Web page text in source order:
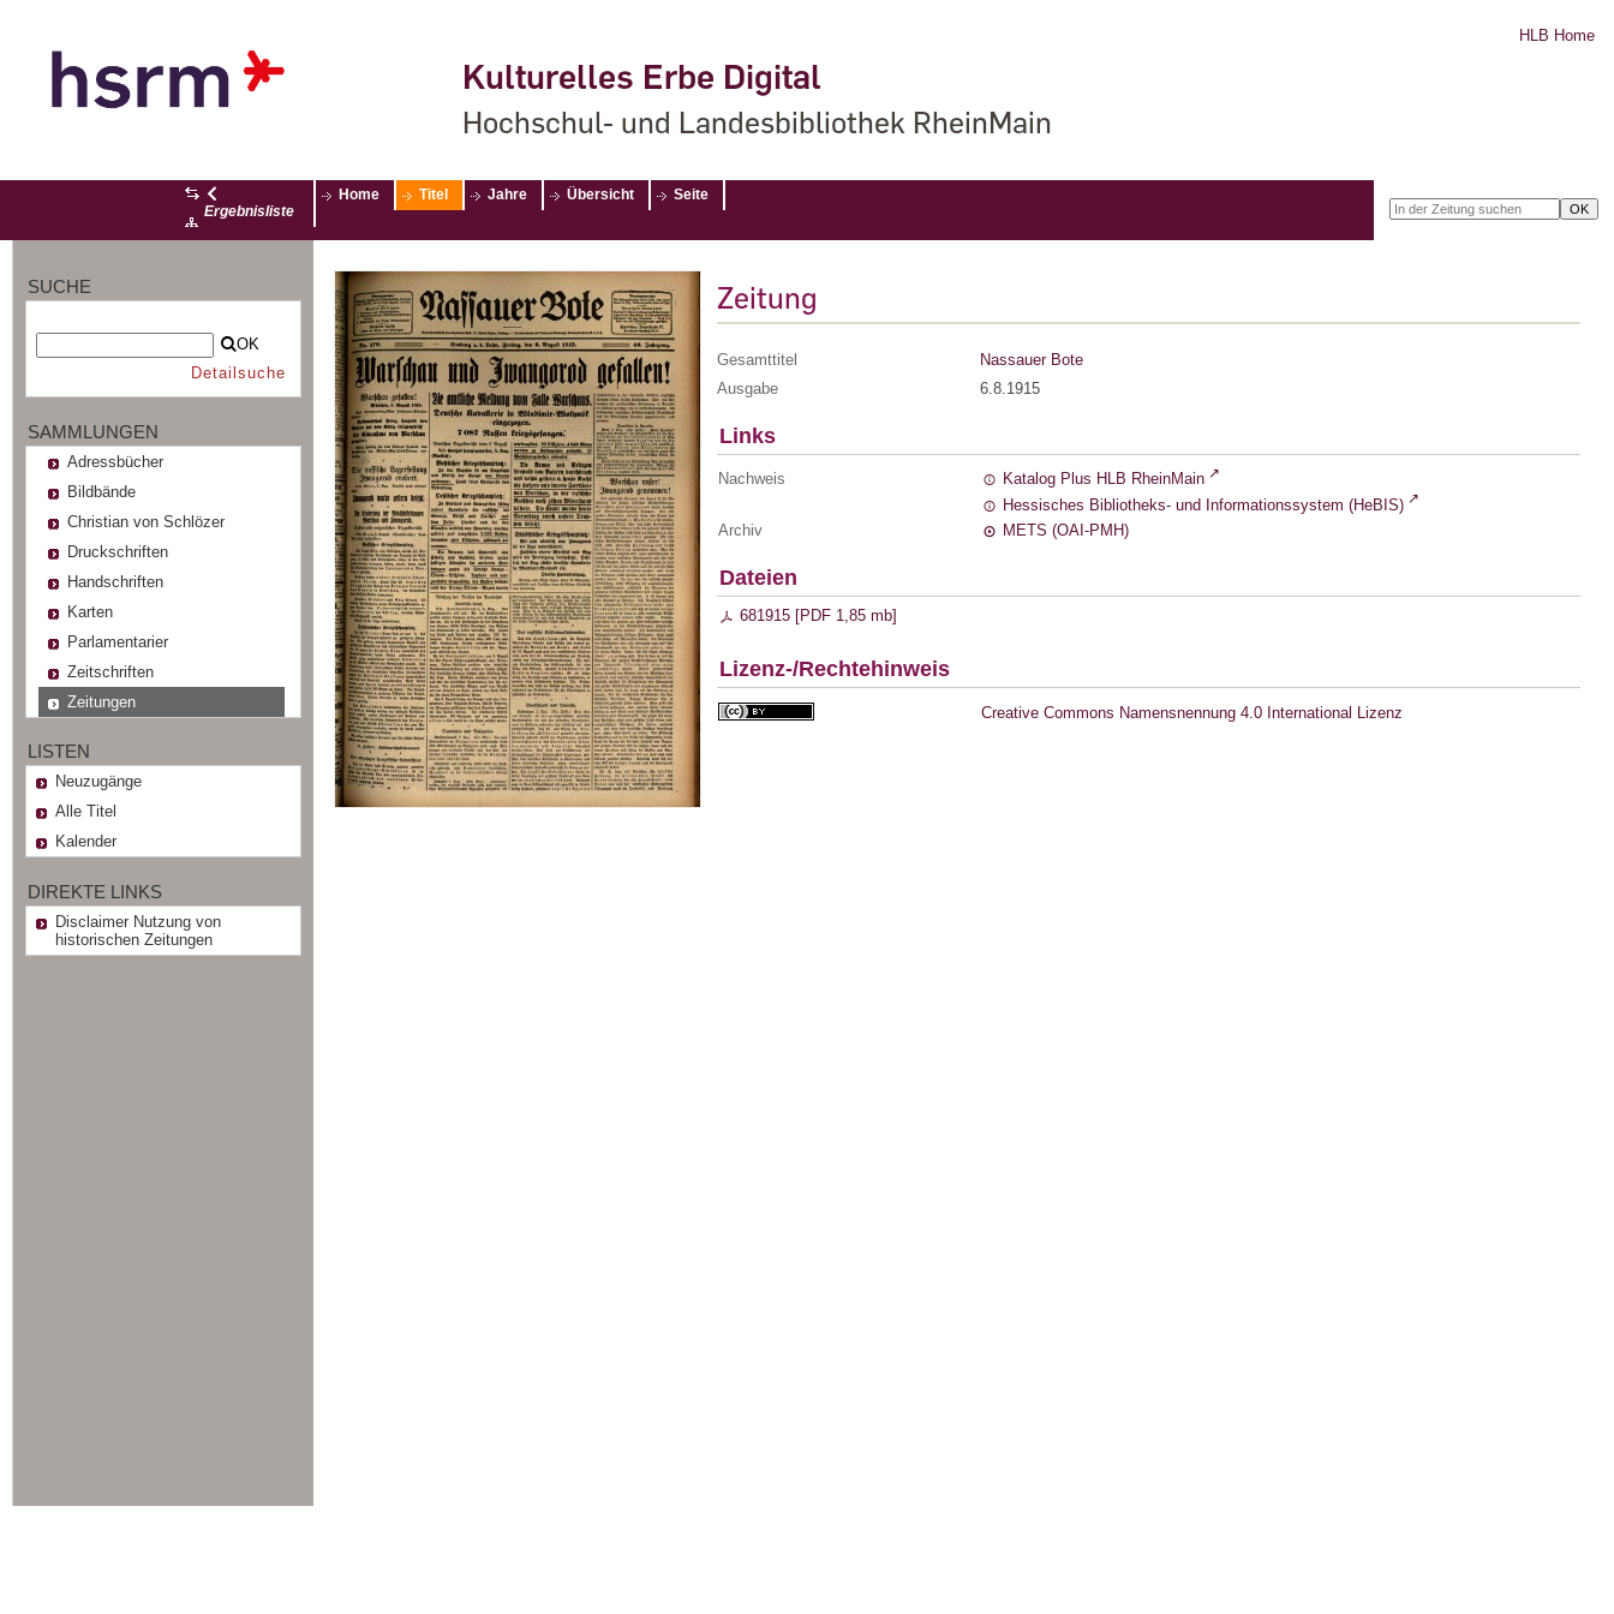
Kulturelles Erbe Digital
Hochschul- und Landesbibliothek RheinMain
HLB Home
Ergebnisliste
Home Titel Jahre Übersicht Seite
SUCHE
OK
Detailsuche
SAMMLUNGEN
Adressbücher
Bildbände
Christian von Schlözer
Druckschriften
Handschriften
Karten
Parlamentarier
Zeitschriften
Zeitungen
LISTEN
Neuzugänge
Alle Titel
Kalender
DIREKTE LINKS
Disclaimer Nutzung von
historischen Zeitungen
Zeitung
Gesamttitel
Nassauer Bote
Ausgabe
6.8.1915
Links
Nachweis
Katalog Plus HLB RheinMain
Hessisches Bibliotheks- und Informationssystem (HeBIS)
Archiv
METS (OAI-PMH)
Dateien
681915 [PDF 1,85 mb]
Lizenz-/Rechtehinweis
Creative Commons Namensnennung 4.0 International Lizenz